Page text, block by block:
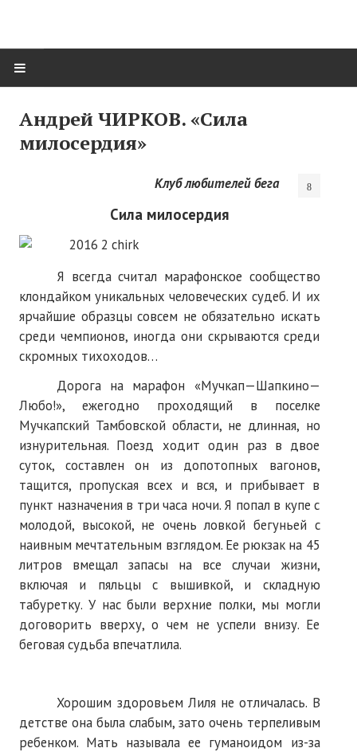
Нас поздравляют...
О журнале
Памяти Игоря Сосновского
Презентация новых книг
Редакционный совет
Политика обработки персональных данных
Согласие на обработку персональных данных
АРХИВ
2025 г.
№ 10
№ 11
№ 12
№ 1
№ 4
Андрей ЧИРКОВ. «Сила
милосердия»
Клуб любителей бега
Сила милосердия
Я всегда считал марафонское сообщество
клондайком уникальных человеческих судеб. И их
ярчайшие образцы совсем не обязательно искать
среди чемпионов, иногда они скрываются среди
скромных тихоходов…
Дорога на марафон «Мучкап—Шапкино—
Любо!», ежегодно проходящий в поселке
Мучкапский Тамбовской области, не длинная, но
изнурительная. Поезд ходит один раз в двое
суток, составлен он из допотопных вагонов,
тащится, пропуская всех и вся, и прибывает в
пункт назначения в три часа ночи. Я попал в купе с
молодой, высокой, не очень ловкой бегуньей с
наивным мечтательным взглядом. Ее рюкзак на 45
литров вмещал запасы на все случаи жизни,
включая и пяльцы с вышивкой, и складную
табуретку. У нас были верхние полки, мы могли
договорить вверху, о чем не успели внизу. Ее
беговая судьба впечатлила.
Хорошим здоровьем Лиля не отличалась. В
детстве она была слабым, зато очень терпеливым
ребенком. Мать называла ее гуманоидом из-за